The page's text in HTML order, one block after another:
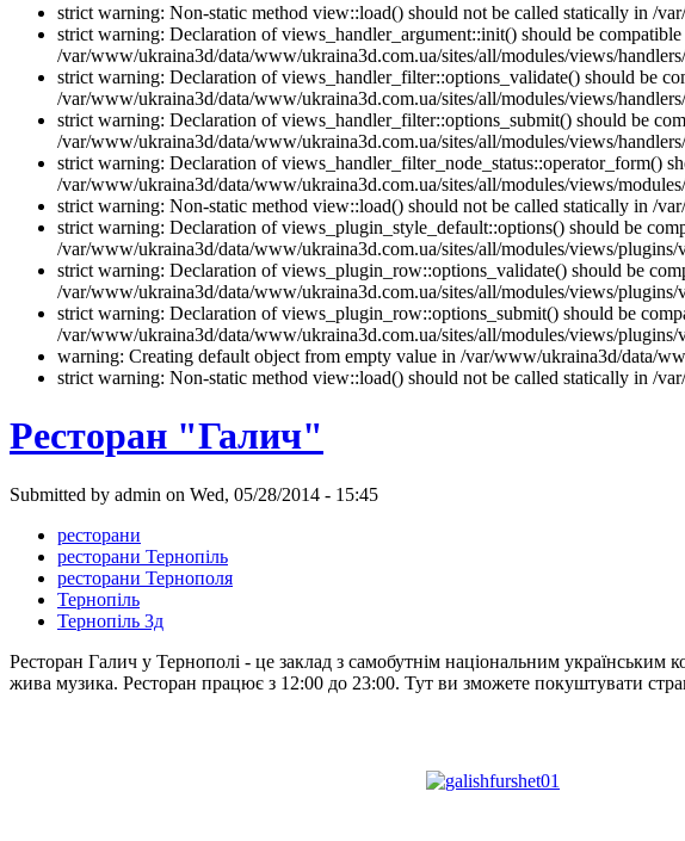
strict warning: Non-static method view::load() should not be called statically in /
strict warning: Declaration of views_handler_argument::init() should be
/var/www/ukraina3d/data/www/ukraina3d.com.ua/sites/all/modules/views/
strict warning: Declaration of views_handler_filter::options_validate() should be
/var/www/ukraina3d/data/www/ukraina3d.com.ua/sites/all/modules/views/
strict warning: Declaration of views_handler_filter::options_submit() should be
/var/www/ukraina3d/data/www/ukraina3d.com.ua/sites/all/modules/views/
strict warning: Declaration of views_handler_filter_node_status::operator_form()
/var/www/ukraina3d/data/www/ukraina3d.com.ua/sites/all/modules/views/
strict warning: Non-static method view::load() should not be called statically in /
strict warning: Declaration of views_plugin_style_default::options() should be
/var/www/ukraina3d/data/www/ukraina3d.com.ua/sites/all/modules/views/
strict warning: Declaration of views_plugin_row::options_validate() should be
/var/www/ukraina3d/data/www/ukraina3d.com.ua/sites/all/modules/views/
strict warning: Declaration of views_plugin_row::options_submit() should be
/var/www/ukraina3d/data/www/ukraina3d.com.ua/sites/all/modules/views/
warning: Creating default object from empty value in /var/www/ukraina3d/data/
strict warning: Non-static method view::load() should not be called statically in /
Ресторан "Галич"
Submitted by admin on Wed, 05/28/2014 - 15:45
ресторани
ресторани Тернопіль
ресторани Тернополя
Тернопіль
Тернопіль 3д
Ресторан Галич у Тернополі - це заклад з самобутнім національним
жива музика. Ресторан працює з 12:00 до 23:00. Тут ви зможете покуштувати